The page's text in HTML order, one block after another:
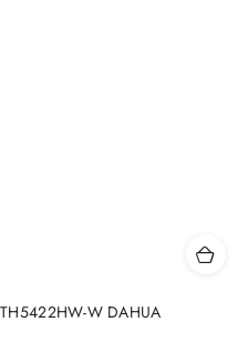
W DAHUA